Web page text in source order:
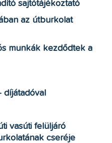
sajtótájékoztató
az útburkolat
munkák kezdődtek a
díjátadóval
vasúti felüljáró
cseréje